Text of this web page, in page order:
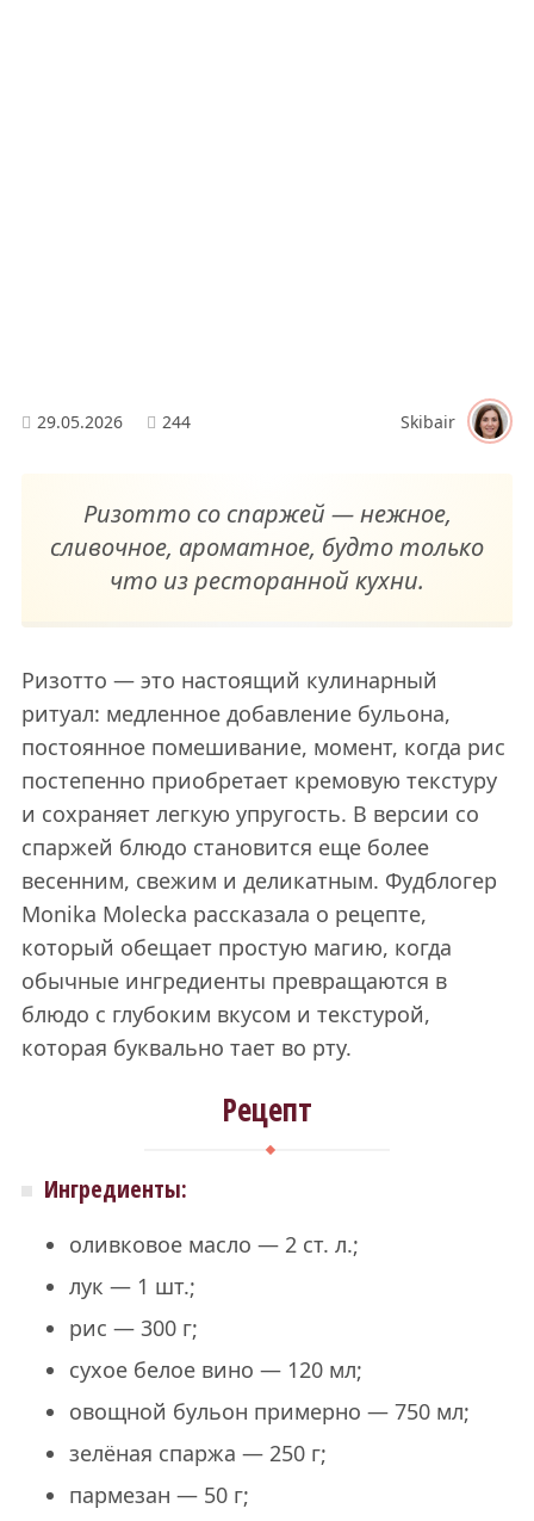
29.05.2026 244 Skibair
Ризотто со спаржей — нежное,
сливочное, ароматное, будто только
что из ресторанной кухни.
Ризотто — это настоящий кулинарный
ритуал: медленное добавление бульона,
постоянное помешивание, момент, когда рис
постепенно приобретает кремовую текстуру
и сохраняет легкую упругость. В версии со
спаржей блюдо становится еще более
весенним, свежим и деликатным. Фудблогер
Monika Molecka рассказала о рецепте,
который обещает простую магию, когда
обычные ингредиенты превращаются в
блюдо с глубоким вкусом и текстурой,
которая буквально тает во рту.
Рецепт
Ингредиенты:
оливковое масло — 2 ст. л.;
лук — 1 шт.;
рис — 300 г;
сухое белое вино — 120 мл;
овощной бульон примерно — 750 мл;
зелёная спаржа — 250 г;
пармезан — 50 г;